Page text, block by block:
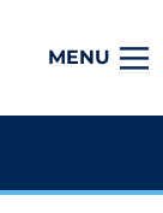
MENU